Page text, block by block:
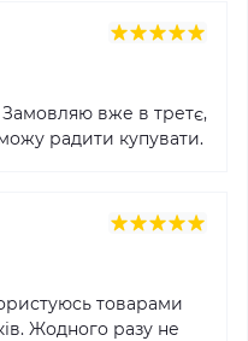
Замовляю вже в третє,
радити купувати.
товарами
Жодного разу не